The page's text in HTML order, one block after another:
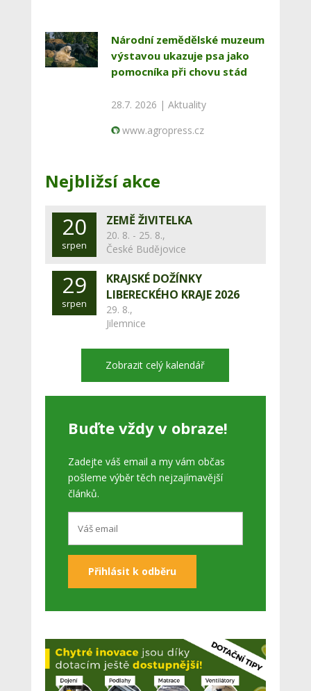
Národní zemědělské muzeum
výstavou ukazuje psa jako
pomocníka při chovu stád
28.7. 2026 | Aktuality
www.agropress.cz
Nejbližsí akce
20
srpen
ZEMĚ ŽIVITELKA
20. 8. - 25. 8.,
České Budějovice
29
srpen
KRAJSKÉ DOŽÍNKY
LIBERECKÉHO KRAJE 2026
29. 8.,
Jilemnice
Zobrazit celý kalendář
Buďte vždy v obraze!
Zadejte váš email a my vám občas
pošleme výběr těch nejzajímavější
článků.